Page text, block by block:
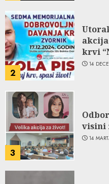
2
krvi
14
3
visini
14